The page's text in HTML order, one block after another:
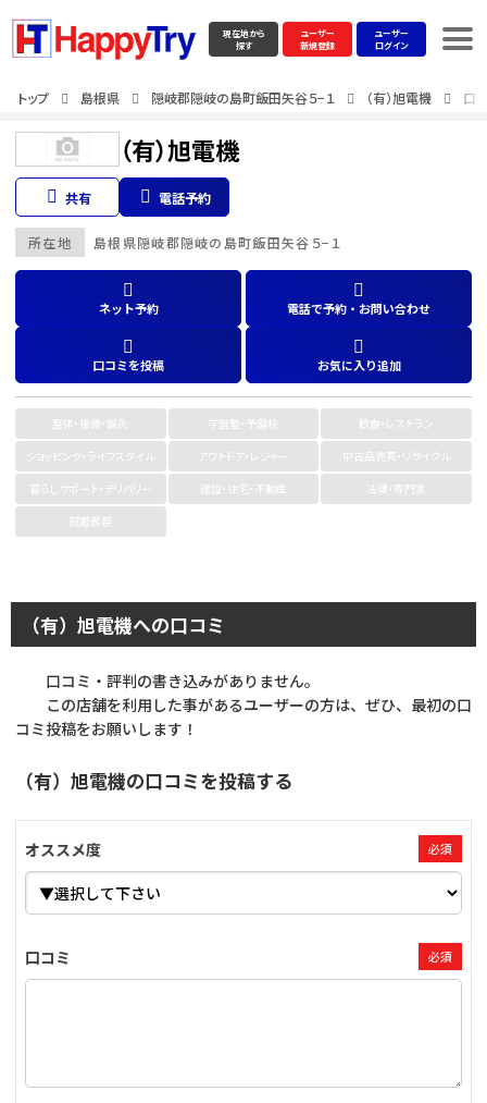
現在地から
探す
ユーザー
新規登録
ユーザー
ログイン
トップ 島根県 隠岐郡隠岐の島町飯田矢谷５−１ （有）旭電機 口
（有）旭電機
共有 電話予約
所在地 島根県隠岐郡隠岐の島町飯田矢谷５−１
ネット予約 電話で予約・お問い合わせ
口コミを投稿 お気に入り追加
整体・接骨・鍼灸 学習塾・予備校
飲食・レストラン
ショッピング・ライフスタイル
アウトドア・レジャー
中古品売買・リサイクル
暮らしサポート・デリバリー
建設・住宅・不動産
法律・専門家
冠婚葬祭
（有）旭電機への口コミ
口コミ・評判の書き込みがありません。
この店舗を利用した事があるユーザーの方は、ぜひ、最初の口
コミ投稿をお願いします！
（有）旭電機の口コミを投稿する
オススメ度 必須
口コミ 必須